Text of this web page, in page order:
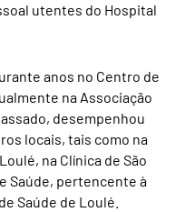
utentes do Hospital
anos no Centro de
na Associação
desempenhou
locais, tais como na
na Clínica de São
Saúde, pertencente à
Saúde de Loulé.